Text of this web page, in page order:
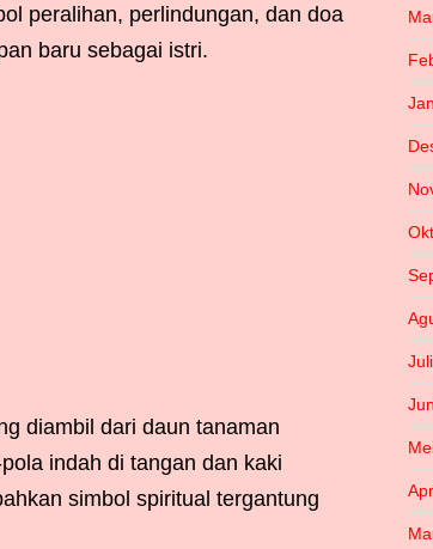
peralihan, perlindungan, dan doa
baru sebagai istri.
diambil dari daun tanaman
indah di tangan dan kaki
simbol spiritual tergantung